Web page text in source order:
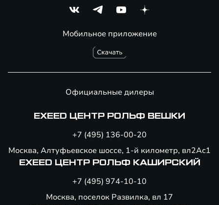
Мобильное приложение
Официальные дилеры
EXEED ЦЕНТР РОЛЬФ ВЕШКИ
+7 (495) 136-00-20
Москва, Алтуфьевское шоссе, 1-й километр, вл2Ас1
EXEED ЦЕНТР РОЛЬФ КАШИРСКИЙ
+7 (495) 974-10-10
Москва, поселок Развилка, вл 17